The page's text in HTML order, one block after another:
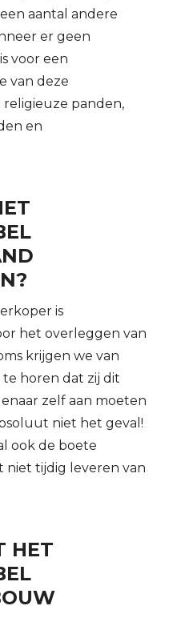
aantal andere
er geen
voor een
van deze
panden,
en
is
het overleggen van
krijgen we van
horen dat zij dit
zelf aan moeten
niet het geval!
ook de boete
niet tijdig leveren van
HET